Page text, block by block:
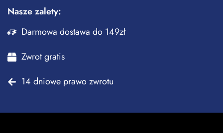
Nasze zalety:
Darmowa dostawa do 149zł
Zwrot gratis
14 dniowe prawo zwrotu